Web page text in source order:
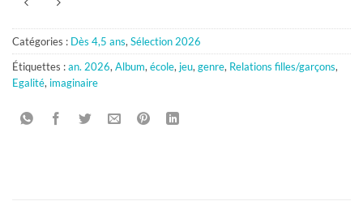
Catégories : Dès 4,5 ans,Sélection 2026
Étiquettes :an. 2026,Album,école, jeu,genre, Relations filles/garçons,
Egalité, imaginaire